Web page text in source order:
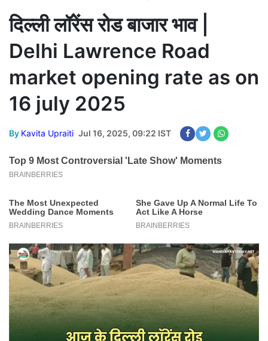
दिल्ली लॉरेंस रोड बाजार भाव |
Delhi Lawrence Road
market opening rate as on
16 july 2025
By Kavita Upraiti Jul 16, 2025, 09:22 IST